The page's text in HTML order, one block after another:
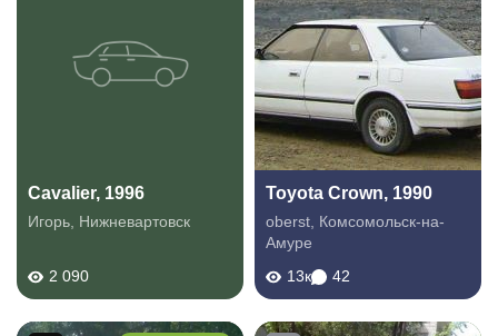
Cavalier, 1996
Игорь Нижневартовск
2 090
Toyota Crown, 1990
oberst Комсомольск-на-
Амуре
13к
42